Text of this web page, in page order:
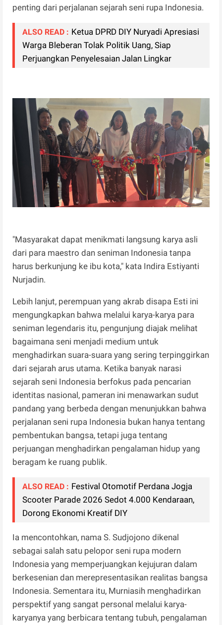
penting dari perjalanan sejarah seni rupa Indonesia.
ALSO READ : Ketua DPRD DIY Nuryadi Apresiasi
Warga Bleberan Tolak Politik Uang, Siap
Perjuangkan Penyelesaian Jalan Lingkar
​"Masyarakat dapat menikmati langsung karya asli
dari para maestro dan seniman Indonesia tanpa
harus berkunjung ke ibu kota," kata Indira Estiyanti
Nurjadin.
​Lebih lanjut, perempuan yang akrab disapa Esti ini
mengungkapkan bahwa melalui karya-karya para
seniman legendaris itu, pengunjung diajak melihat
bagaimana seni menjadi medium untuk
menghadirkan suara-suara yang sering terpinggirkan
dari sejarah arus utama. Ketika banyak narasi
sejarah seni Indonesia berfokus pada pencarian
identitas nasional, pameran ini menawarkan sudut
pandang yang berbeda dengan menunjukkan bahwa
perjalanan seni rupa Indonesia bukan hanya tentang
pembentukan bangsa, tetapi juga tentang
perjuangan menghadirkan pengalaman hidup yang
beragam ke ruang publik.
ALSO READ : Festival Otomotif Perdana Jogja
Scooter Parade 2026 Sedot 4.000 Kendaraan,
Dorong Ekonomi Kreatif DIY
​Ia mencontohkan, nama S. Sudjojono dikenal
sebagai salah satu pelopor seni rupa modern
Indonesia yang memperjuangkan kejujuran dalam
berkesenian dan merepresentasikan realitas bangsa
Indonesia. Sementara itu, Murniasih menghadirkan
perspektif yang sangat personal melalui karya-
karyanya yang berbicara tentang tubuh, pengalaman